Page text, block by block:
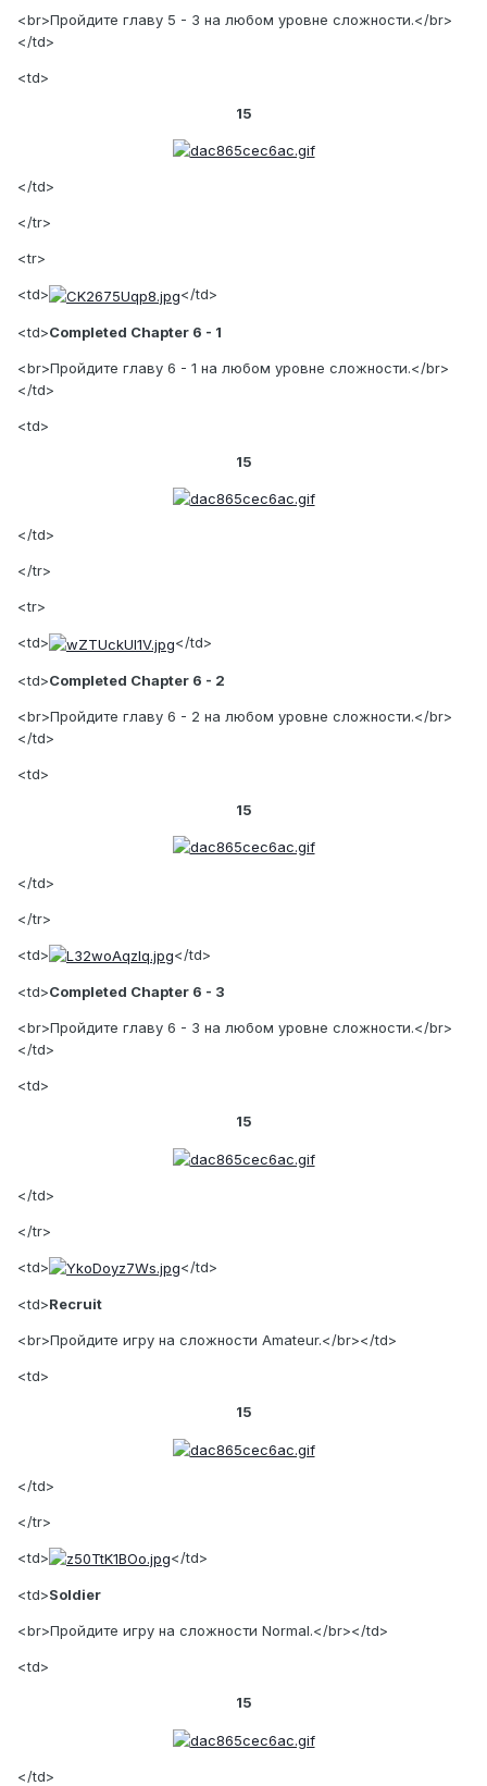
<br>Пройдите главу 5 - 3 на любом уровне сложности.</br>
</td>
<td>
15
</td>
</tr>
<tr>
<td> </td>
<td>Completed Chapter 6 - 1
<br>Пройдите главу 6 - 1 на любом уровне сложности.</br>
</td>
<td>
15
</td>
</tr>
<tr>
<td> </td>
<td>Completed Chapter 6 - 2
<br>Пройдите главу 6 - 2 на любом уровне сложности.</br>
</td>
<td>
15
</td>
</tr>
<td> </td>
<td>Completed Chapter 6 - 3
<br>Пройдите главу 6 - 3 на любом уровне сложности.</br>
</td>
<td>
15
</td>
</tr>
<td> </td>
<td>Recruit
<br>Пройдите игру на сложности Amateur.</br></td>
<td>
15
</td>
</tr>
<td> </td>
<td>Soldier
<br>Пройдите игру на сложности Normal.</br></td>
<td>
15
</td>